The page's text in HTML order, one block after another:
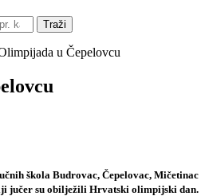
Traži
u Čepelovcu
škola Budrovac, Čepelovac, Mičetinac
jučer su obilježili Hrvatski olimpijski dan.